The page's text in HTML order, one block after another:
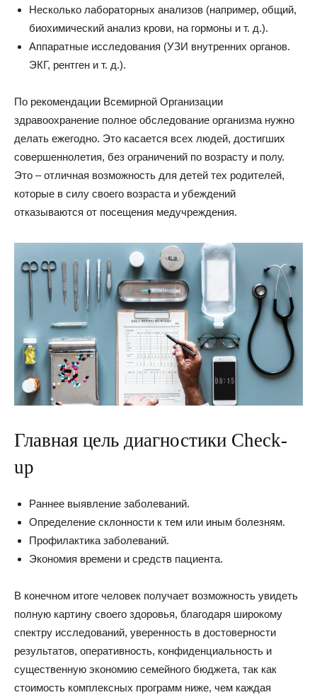
Несколько лабораторных анализов (например, общий,
биохимический анализ крови, на гормоны и т. д.).
Аппаратные исследования (УЗИ внутренних органов.
ЭКГ, рентген и т. д.).
По рекомендации Всемирной Организации
здравоохранение полное обследование организма нужно
делать ежегодно. Это касается всех людей, достигших
совершеннолетия, без ограничений по возрасту и полу.
Это – отличная возможность для детей тех родителей,
которые в силу своего возраста и убеждений
отказываются от посещения медучреждения.
Главная цель диагностики Check-
up
Раннее выявление заболеваний.
Определение склонности к тем или иным болезням.
Профилактика заболеваний.
Экономия времени и средств пациента.
В конечном итоге человек получает возможность увидеть
полную картину своего здоровья, благодаря широкому
спектру исследований, уверенность в достоверности
результатов, оперативность, конфиденциальность и
существенную экономию семейного бюджета, так как
стоимость комплексных программ ниже, чем каждая